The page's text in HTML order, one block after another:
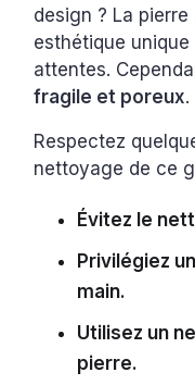
design ? La
esthétique
attentes.
fragile et poreux.
Respectez
nettoyage de ce
Évitez le
Privilégiez
main.
Utilisez un
pierre.